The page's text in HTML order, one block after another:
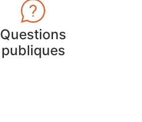
Questions
publiques